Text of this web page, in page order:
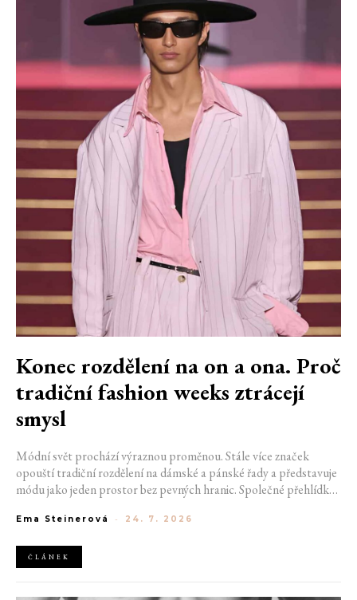
Konec rozdělení na on a ona. Proč
tradiční fashion weeks ztrácejí
smysl
Módní svět prochází výraznou proměnou. Stále více značek
opouští tradiční rozdělení na dámské a pánské řady a představuje
módu jako jeden prostor bez pevných hranic. Společné přehlídky,
klasické týdny módy mohou brzy vypadat úplně jinak.
Ema Steinerová - 24. 7. 2026
ČLÁNEK